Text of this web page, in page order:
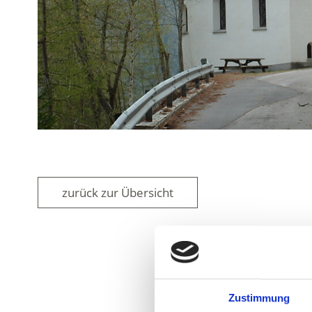
Zustimmung
zurück zur Übersicht
WAR DER